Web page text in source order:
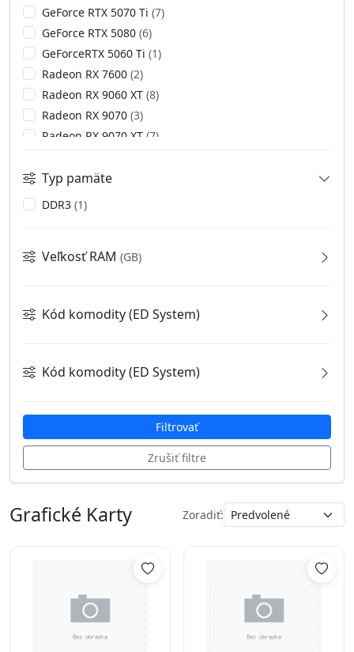
GeForce RTX 5070 Ti (7)
GeForce RTX 5080 (6)
GeForceRTX 5060 Ti (1)
Radeon RX 7600 (2)
Radeon RX 9060 XT (8)
Radeon RX 9070 (3)
Radeon RX 9070 XT (7)
Typ pamäte
DDR3 (1)
Veľkosť RAM (GB)
12 (2)
250(1)
Kód komodity (ED System)
MSI (1)
Kód komodity (ED System)
ASC(5)
MSI(1)
Filtrovať
Zrušiť filtre
Grafické Karty Zoradiť: